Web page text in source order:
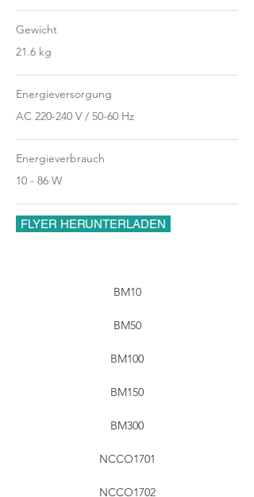
Gewicht
21.6 kg
Energieversorgung
AC 220-240 V / 50-60 Hz
Energieverbrauch
10 - 86 W
FLYER HERUNTERLADEN
BM10
BM50
BM100
BM150
BM300
NCCO1701
NCCO1702